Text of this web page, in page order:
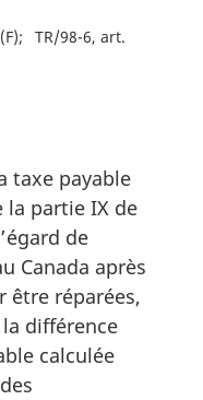
TR/98-6, art.
taxe payable
la partie IX de
de
Canada après
être réparées,
différence
calculée